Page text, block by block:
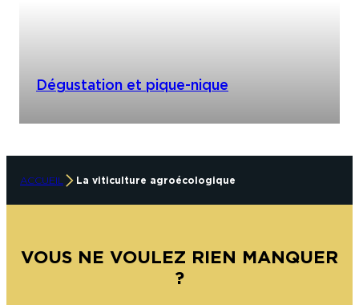
Dégustation et pique-nique
ACCUEIL La viticulture agroécologique
VOUS NE VOULEZ RIEN MANQUER
?